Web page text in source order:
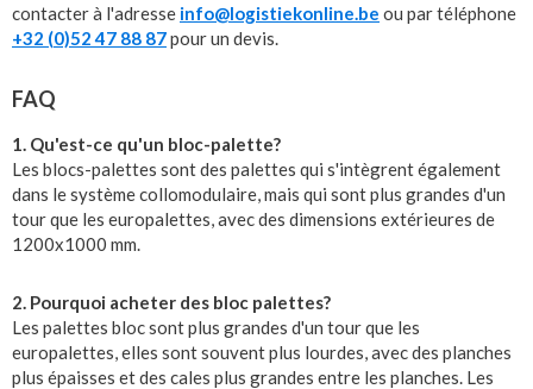
contacter à l'adresse info@logistiekonline.be ou par téléphone
+32 (0)52 47 88 87pour un devis.
FAQ
1. Qu'est-ce qu'un bloc-palette?
Les blocs-palettes sont des palettes qui s'intègrent également
dans le système collomodulaire, mais qui sont plus grandes d'un
tour que les europalettes, avec des dimensions extérieures de
1200x1000 mm.
2. Pourquoi acheter des bloc palettes?
Les palettes bloc sont plus grandes d'un tour que les
europalettes, elles sont souvent plus lourdes, avec des planches
plus épaisses et des cales plus grandes entre les planches. Les